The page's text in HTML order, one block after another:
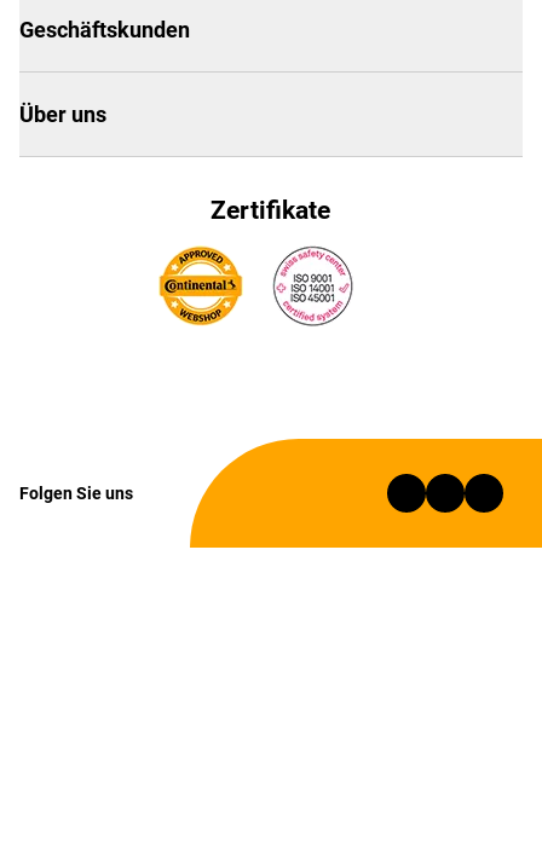
Geschäftskunden
Über uns
Zertifikate
Folgen Sie uns